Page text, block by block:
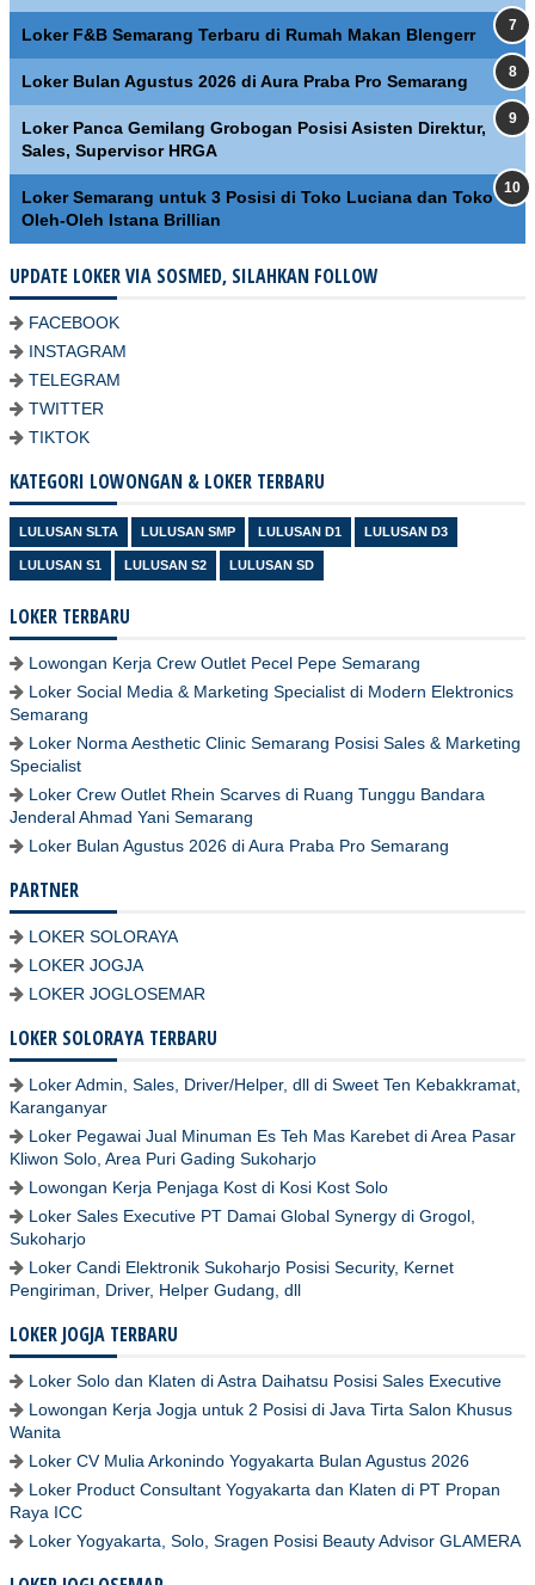
Loker F&B Semarang Terbaru di Rumah Makan Blengerr
Loker Bulan Agustus 2026 di Aura Praba Pro Semarang
Loker Panca Gemilang Grobogan Posisi Asisten Direktur,
Sales, Supervisor HRGA
Loker Semarang untuk 3 Posisi di Toko Luciana dan Toko
Oleh-Oleh Istana Brillian
UPDATE LOKER VIA SOSMED, SILAHKAN FOLLOW
FACEBOOK
INSTAGRAM
TELEGRAM
TWITTER
TIKTOK
KATEGORI LOWONGAN & LOKER TERBARU
LULUSAN SLTA LULUSAN SMP LULUSAN D1 LULUSAN D3
LULUSAN S1 LULUSAN S2 LULUSAN SD
LOKER TERBARU
Lowongan Kerja Crew Outlet Pecel Pepe Semarang
Loker Social Media & Marketing Specialist di Modern Elektronics
Semarang
Loker Norma Aesthetic Clinic Semarang Posisi Sales & Marketing
Specialist
Loker Crew Outlet Rhein Scarves di Ruang Tunggu Bandara
Jenderal Ahmad Yani Semarang
Loker Bulan Agustus 2026 di Aura Praba Pro Semarang
PARTNER
LOKER SOLORAYA
LOKER JOGJA
LOKER JOGLOSEMAR
LOKER SOLORAYA TERBARU
Loker Admin, Sales, Driver/Helper, dll di Sweet Ten Kebakkramat,
Karanganyar
Loker Pegawai Jual Minuman Es Teh Mas Karebet di Area Pasar
Kliwon Solo, Area Puri Gading Sukoharjo
Lowongan Kerja Penjaga Kost di Kosi Kost Solo
Loker Sales Executive PT Damai Global Synergy di Grogol,
Sukoharjo
Loker Candi Elektronik Sukoharjo Posisi Security, Kernet
Pengiriman, Driver, Helper Gudang, dll
LOKER JOGJA TERBARU
Loker Solo dan Klaten di Astra Daihatsu Posisi Sales Executive
Lowongan Kerja Jogja untuk 2 Posisi di Java Tirta Salon Khusus
Wanita
Loker CV Mulia Arkonindo Yogyakarta Bulan Agustus 2026
Loker Product Consultant Yogyakarta dan Klaten di PT Propan
Raya ICC
Loker Yogyakarta, Solo, Sragen Posisi Beauty Advisor GLAMERA